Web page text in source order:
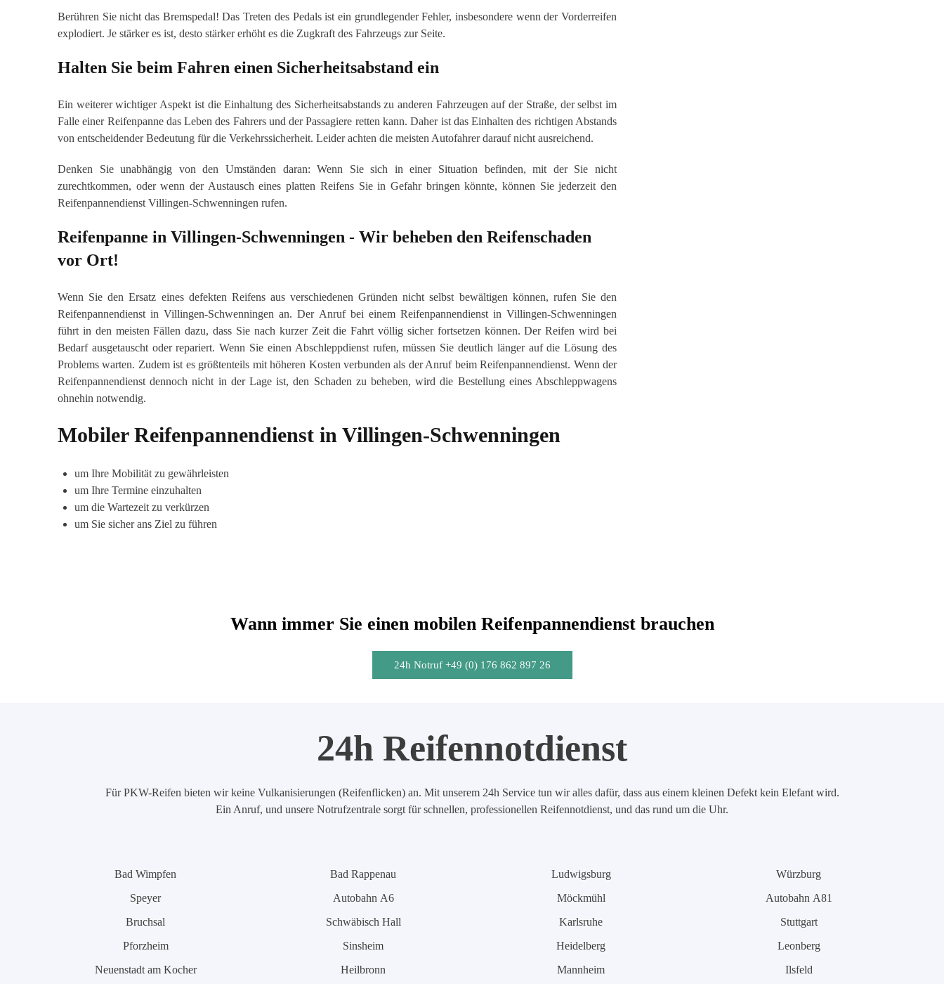
Berühren Sie nicht das Bremspedal! Das Treten des Pedals ist ein grundlegender Fehler, insbesondere wenn der Vorderreifen
explodiert. Je stärker es ist, desto stärker erhöht es die Zugkraft des Fahrzeugs zur Seite.
Halten Sie beim Fahren einen Sicherheitsabstand ein
Ein weiterer wichtiger Aspekt ist die Einhaltung des Sicherheitsabstands zu anderen Fahrzeugen auf der Straße, der selbst im
Falle einer Reifenpanne das Leben des Fahrers und der Passagiere retten kann. Daher ist das Einhalten des richtigen Abstands
von entscheidender Bedeutung für die Verkehrssicherheit. Leider achten die meisten Autofahrer darauf nicht ausreichend.
Denken Sie unabhängig von den Umständen daran: Wenn Sie sich in einer Situation befinden, mit der Sie nicht
zurechtkommen, oder wenn der Austausch eines platten Reifens Sie in Gefahr bringen könnte, können Sie jederzeit den
Reifenpannendienst Villingen-Schwenningen rufen.
Reifenpanne in Villingen-Schwenningen - Wir beheben den Reifenschaden
vor Ort!
Wenn Sie den Ersatz eines defekten Reifens aus verschiedenen Gründen nicht selbst bewältigen können, rufen Sie den
Reifenpannendienst in Villingen-Schwenningen an. Der Anruf bei einem Reifenpannendienst in Villingen-Schwenningen
führt in den meisten Fällen dazu, dass Sie nach kurzer Zeit die Fahrt völlig sicher fortsetzen können. Der Reifen wird bei
Bedarf ausgetauscht oder repariert. Wenn Sie einen Abschleppdienst rufen, müssen Sie deutlich länger auf die Lösung des
Problems warten. Zudem ist es größtenteils mit höheren Kosten verbunden als der Anruf beim Reifenpannendienst. Wenn der
Reifenpannendienst dennoch nicht in der Lage ist, den Schaden zu beheben, wird die Bestellung eines Abschleppwagens
ohnehin notwendig.
Mobiler Reifenpannendienst in Villingen-Schwenningen
um Ihre Mobilität zu gewährleisten
um Ihre Termine einzuhalten
um die Wartezeit zu verkürzen
um Sie sicher ans Ziel zu führen
Wann immer Sie einen mobilen Reifenpannendienst brauchen
24h Notruf +49 (0) 176 862 897 26
24h Reifennotdienst
Für PKW-Reifen bieten wir keine Vulkanisierungen (Reifenflicken) an. Mit unserem 24h Service tun wir alles dafür, dass aus einem kleinen Defekt kein Elefant wird.
Ein Anruf, und unsere Notrufzentrale sorgt für schnellen, professionellen Reifennotdienst, und das rund um die Uhr.
Bad Wimpfen
Speyer
Bruchsal
Pforzheim
Neuenstadt am Kocher
Bad Rappenau
Autobahn A6
Schwäbisch Hall
Sinsheim
Heilbronn
Ludwigsburg
Möckmühl
Karlsruhe
Heidelberg
Mannheim
Würzburg
Autobahn A81
Stuttgart
Leonberg
Ilsfeld